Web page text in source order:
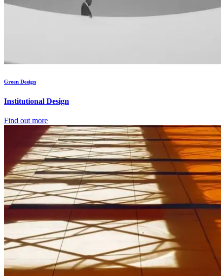
Green Design
Institutional Design
Find out more